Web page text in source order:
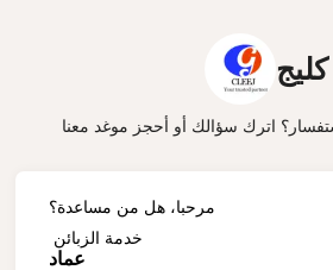
كليج
اترك سؤالك أو أحجز موغد معنا
مرحبا، هل من مساعدة؟
خدمة الزبائن
عماد